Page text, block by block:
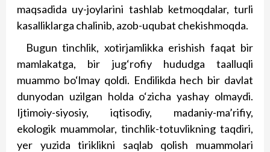
maqsadida uy-joylarini tashlab ketmoqdalar, turli
kasalliklarga chalinib, azob-uqubat chekishmoqda.
Bugun tinchlik, xotirjamlikka erishish faqat bir
mamlakatga, bir jug‘rofiy hududga taalluqli
muammo bo‘lmay qoldi. Endilikda hech bir davlat
dunyodan uzilgan holda o‘zicha yashay olmaydi.
Ijtimoiy-siyosiy, iqtisodiy, madaniy-ma’rifiy,
ekologik muammolar, tinchlik-totuvlikning taqdiri,
yer yuzida tiriklikni saqlab qolish muammolari